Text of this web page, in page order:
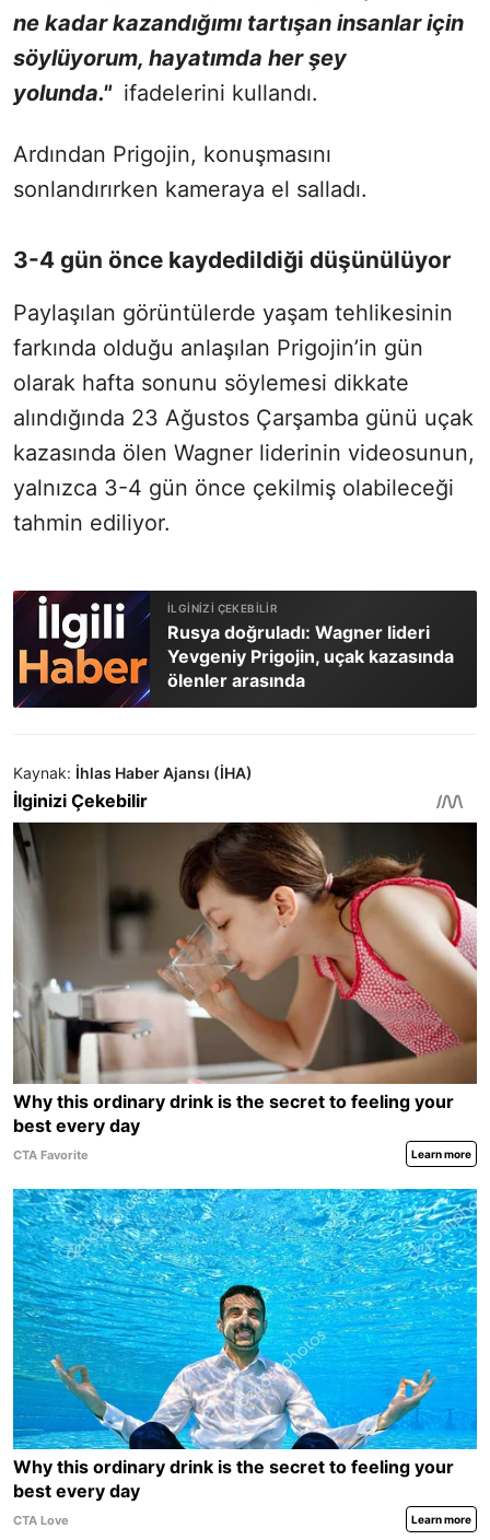
ne kadar kazandığımı tartışan insanlar için
söylüyorum, hayatımda her şey
yolunda." ifadelerini kullandı.
Ardından Prigojin, konuşmasını
sonlandırırken kameraya el salladı.
3-4 gün önce kaydedildiği düşünülüyor
Paylaşılan görüntülerde yaşam tehlikesinin
farkında olduğu anlaşılan Prigojin’in gün
olarak hafta sonunu söylemesi dikkate
alındığında 23 Ağustos Çarşamba günü uçak
kazasında ölen Wagner liderinin videosunun,
yalnızca 3-4 gün önce çekilmiş olabileceği
tahmin ediliyor.
Rusya doğruladı: Wagner lideri
Yevgeniy Prigojin, uçak kazasında
ölenler arasında
Kaynak: İhlas Haber Ajansı (İHA)